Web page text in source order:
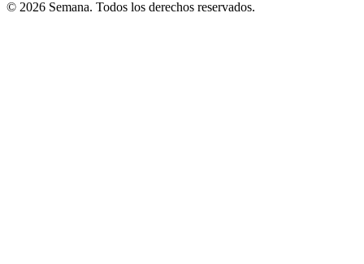
© 2026 Semana. Todos los derechos reservados.